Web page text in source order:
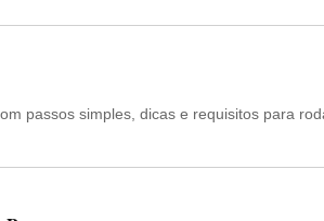
passos simples, dicas e requisitos para